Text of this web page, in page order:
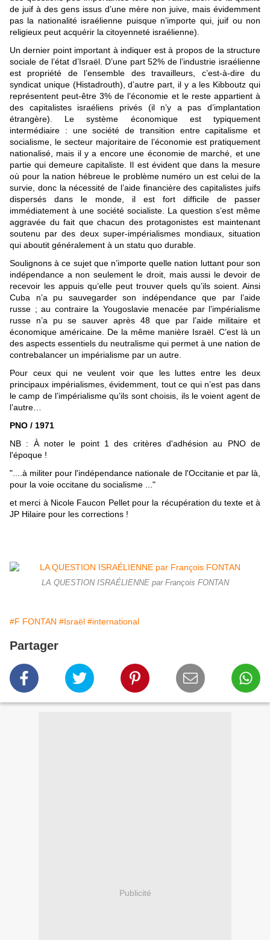
de juif à des gens issus d’une mère non juive, mais évidemment
pas la nationalité israélienne puisque n’importe qui, juif ou non
religieux peut acquérir la citoyenneté israélienne).
Un dernier point important à indiquer est à propos de la structure
sociale de l’état d’Israël. D’une part 52% de l’industrie israélienne
est propriété de l’ensemble des travailleurs, c’est-à-dire du
syndicat unique (Histadrouth), d’autre part, il y a les Kibboutz qui
représentent peut-être 3% de l’économie et le reste appartient à
des capitalistes israéliens privés (il n’y a pas d’implantation
étrangère). Le système économique est typiquement
intermédiaire : une société de transition entre capitalisme et
socialisme, le secteur majoritaire de l’économie est pratiquement
nationalisé, mais il y a encore une économie de marché, et une
partie qui demeure capitaliste. Il est évident que dans la mesure
où pour la nation hébreue le problème numéro un est celui de la
survie, donc la nécessité de l’aide financière des capitalistes juifs
dispersés dans le monde, il est fort difficile de passer
immédiatement à une société socialiste. La question s’est même
aggravée du fait que chacun des protagonistes est maintenant
soutenu par des deux super-impérialismes mondiaux, situation
qui aboutit généralement à un statu quo durable.
Soulignons à ce sujet que n’importe quelle nation luttant pour son
indépendance a non seulement le droit, mais aussi le devoir de
recevoir les appuis qu’elle peut trouver quels qu’ils soient. Ainsi
Cuba n’a pu sauvegarder son indépendance que par l’aide
russe ; au contraire la Yougoslavie menacée par l’impérialisme
russe n’a pu se sauver après 48 que par l’aide militaire et
économique américaine. De la même manière Israël. C’est là un
des aspects essentiels du neutralisme qui permet à une nation de
contrebalancer un impérialisme par un autre.
Pour ceux qui ne veulent voir que les luttes entre les deux
principaux impérialismes, évidemment, tout ce qui n’est pas dans
le camp de l’impérialisme qu’ils sont choisis, ils le voient agent de
l’autre…
PNO / 1971
NB :
À noter le point 1 des critères d'adhésion au PNO de
l'époque !
"....à militer pour l'indépendance nationale de l'Occitanie et par là,
pour la voie occitane du socialisme ..."
et merci à Nicole Faucon Pellet pour la récupération du texte et à
JP Hilaire pour les corrections !
LA QUESTION ISRAÉLIENNE par François FONTAN
#F FONTAN #Israël #international
Partager
Publicité